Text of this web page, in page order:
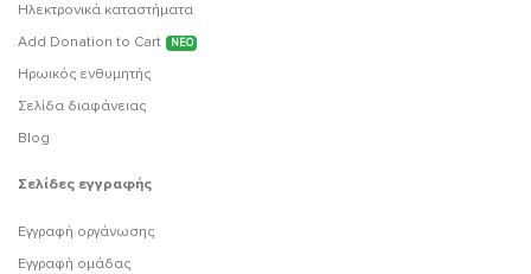
Ηλεκτρονικά καταστήματα
Add Donation to Cart
ΝΕΟ
Ηρωικός ενθυμητής
Σελίδα διαφάνειας
Blog
Σελίδες εγγραφής
Εγγραφή οργάνωσης
Εγγραφή ομάδας